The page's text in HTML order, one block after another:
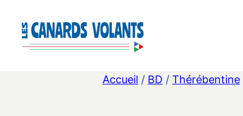
contenu
Accueil / BD / Thérébentine